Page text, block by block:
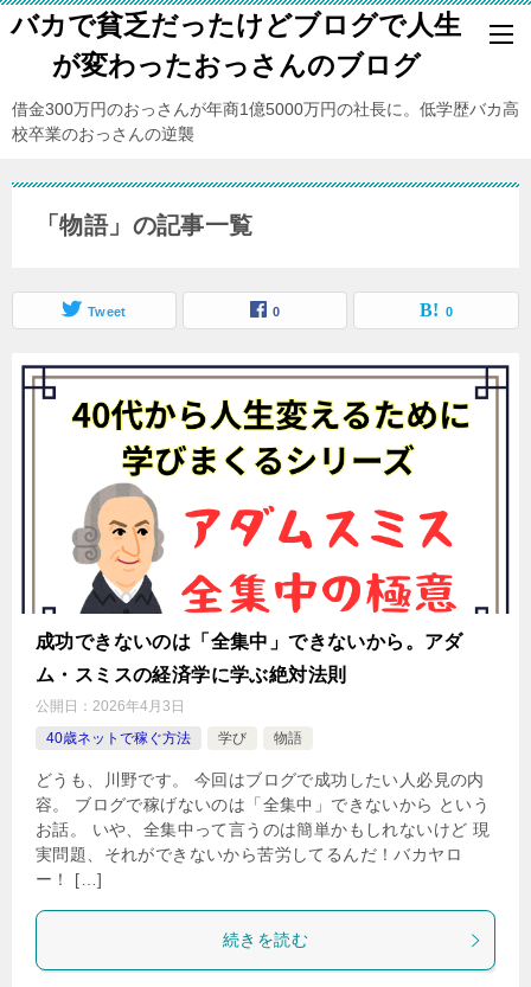
バカで貧乏だったけどブログで人生
が変わったおっさんのブログ
借金300万円のおっさんが年商1億5000万円の社長に。低学歴バカ高
校卒業のおっさんの逆襲
「物語」の記事一覧
Tweet 0 0
成功できないのは「全集中」できないから。アダ
ム・スミスの経済学に学ぶ絶対法則
公開日： 2026年4月3日
40歳ネットで稼ぐ方法
学び 物語
どうも、川野です。 今回はブログで成功したい人必見の内
容。 ブログで稼げないのは「全集中」できないから という
お話。 いや、全集中って言うのは簡単かもしれないけど 現
実問題、それができないから苦労してるんだ！バカヤロ
ー！ […]
続きを読む